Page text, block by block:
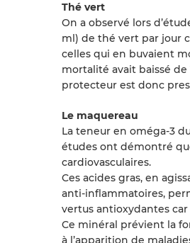
Thé vert
On a observé lors
ml) de thé vert par jour
celles qui en buvaient
mortalité avait baissé de
protecteur est donc
Le maquereau
La teneur en oméga-3
études ont démontré
cardiovasculaires.
Ces acides gras, en
anti-inflammatoires,
vertus antioxydantes
Ce minéral prévient la
à l’apparition de